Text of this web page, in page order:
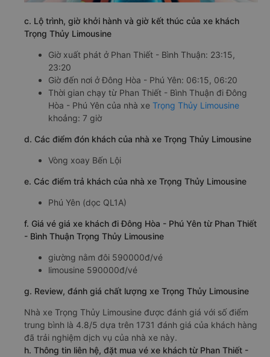
c. Lộ trình, giờ khởi hành và giờ kết thúc của xe khách
Trọng Thủy Limousine
Giờ xuất phát ở Phan Thiết - Bình Thuận: 23:15,
23:20
Giờ đến nơi ở Đông Hòa - Phú Yên: 06:15, 06:20
Thời gian chạy từ Phan Thiết - Bình Thuận đi Đông
Hòa - Phú Yên của nhà xe Trọng Thủy Limousine
khoảng: 7 giờ
d. Các điểm đón khách của nhà xe Trọng Thủy Limousine
Vòng xoay Bến Lội
e. Các điểm trả khách của nhà xe Trọng Thủy Limousine
Phú Yên (dọc QL1A)
f. Giá vé giá xe khách đi Đông Hòa - Phú Yên từ Phan Thiết
- Bình Thuận Trọng Thủy Limousine
giường nằm đôi 590000đ/vé
limousine 590000đ/vé
g. Review, đánh giá chất lượng xe Trọng Thủy Limousine
Nhà xe Trọng Thủy Limousine được đánh giá với số điểm
trung bình là 4.8/5 dựa trên 1731 đánh giá của khách hàng
đã trải nghiệm dịch vụ của nhà xe này.
h. Thông tin liên hệ, đặt mua vé xe khách từ Phan Thiết -